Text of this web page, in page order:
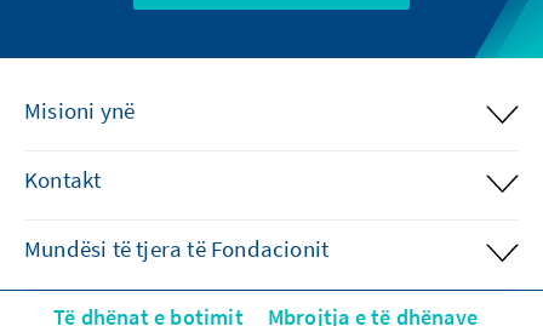
Misioni ynë
Kontakt
Mundësi të tjera të Fondacionit
Të dhënat e botimit Mbrojtja e të dhënave